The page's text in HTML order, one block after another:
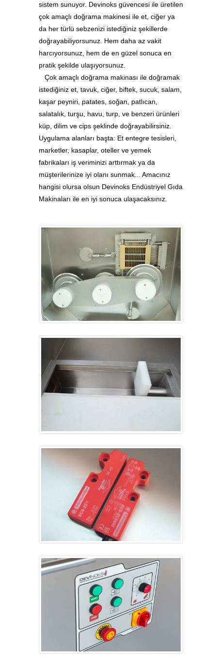
sistem sunuyor. Devinoks güvencesi ile üretilen
çok amaçlı doğrama makinesi ile et, ciğer ya
da her türlü sebzenizi istediğiniz şekillerde
doğrayabiliyorsunuz. Hem daha az vakit
harcıyorsunuz, hem de en güzel sonuca en
pratik şekilde ulaşıyorsunuz.
Çok amaçlı doğrama makinası ile doğramak
istediğiniz et, tavuk, ciğer, biftek, sucuk, salam,
kaşar peyniri, patates, soğan, patlıcan,
salatalık, turşu, havu, turp, ve benzeri ürünleri
küp, dilim ve cips şeklinde doğrayabilirsiniz.
Uygulama alanları başta: Et entegre tesisleri,
marketler, kasaplar, oteller ve yemek
fabrikaları iş veriminizi arttırmak ya da
müşterilerinize iyi olanı sunmak... Amacınız
hangisi olursa olsun Devinoks Endüstriyel Gıda
Makinaları ile en iyi sonuca ulaşacaksınız.